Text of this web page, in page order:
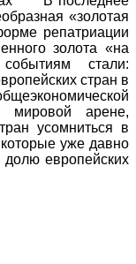
«золотая
репатриации
золота «на
стали:
стран в
мировой арене,
усомниться в
уже давно
долю европейских